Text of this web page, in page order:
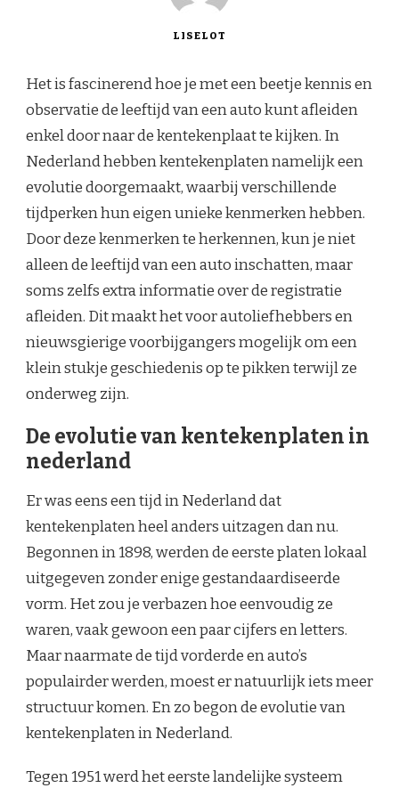
LISELOT
Het is fascinerend hoe je met een beetje kennis en
observatie de leeftijd van een auto kunt afleiden
enkel door naar de kentekenplaat te kijken. In
Nederland hebben kentekenplaten namelijk een
evolutie doorgemaakt, waarbij verschillende
tijdperken hun eigen unieke kenmerken hebben.
Door deze kenmerken te herkennen, kun je niet
alleen de leeftijd van een auto inschatten, maar
soms zelfs extra informatie over de registratie
afleiden. Dit maakt het voor autoliefhebbers en
nieuwsgierige voorbijgangers mogelijk om een
klein stukje geschiedenis op te pikken terwijl ze
onderweg zijn.
De evolutie van kentekenplaten in
nederland
Er was eens een tijd in Nederland dat
kentekenplaten heel anders uitzagen dan nu.
Begonnen in 1898, werden de eerste platen lokaal
uitgegeven zonder enige gestandaardiseerde
vorm. Het zou je verbazen hoe eenvoudig ze
waren, vaak gewoon een paar cijfers en letters.
Maar naarmate de tijd vorderde en auto’s
populairder werden, moest er natuurlijk iets meer
structuur komen. En zo begon de evolutie van
kentekenplaten in Nederland.
Tegen 1951 werd het eerste landelijke systeem